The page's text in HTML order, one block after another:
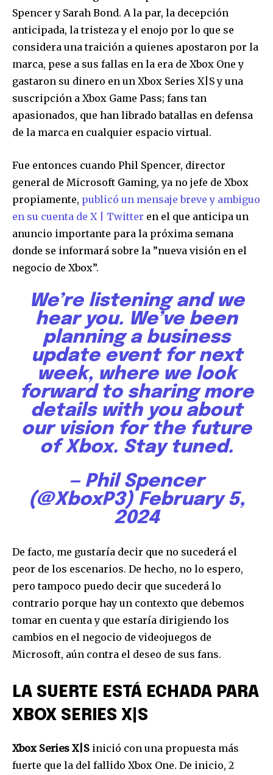
Spencer y Sarah Bond. A la par, la decepción
anticipada, la tristeza y el enojo por lo que se
considera una traición a quienes apostaron por la
marca, pese a sus fallas en la era de Xbox One y
gastaron su dinero en un Xbox Series X|S y una
suscripción a Xbox Game Pass; fans tan
apasionados, que han librado batallas en defensa
de la marca en cualquier espacio virtual.
Fue entonces cuando Phil Spencer, director
general de Microsoft Gaming, ya no jefe de Xbox
propiamente, publicó un mensaje breve y ambiguo
en su cuenta de X | Twitter en el que anticipa un
anuncio importante para la próxima semana
donde se informará sobre la ”nueva visión en el
negocio de Xbox”.
We’re listening and we
hear you. We’ve been
planning a business
update event for next
week, where we look
forward to sharing more
details with you about
our vision for the future
of Xbox. Stay tuned.
— Phil Spencer
(@XboxP3) February 5,
2024
De facto, me gustaría decir que no sucederá el
peor de los escenarios. De hecho, no lo espero,
pero tampoco puedo decir que sucederá lo
contrario porque hay un contexto que debemos
tomar en cuenta y que estaría dirigiendo los
cambios en el negocio de videojuegos de
Microsoft, aún contra el deseo de sus fans.
LA SUERTE ESTÁ ECHADA PARA
XBOX SERIES X|S
Xbox Series X|S inició con una propuesta más
fuerte que la del fallido Xbox One. De inicio, 2